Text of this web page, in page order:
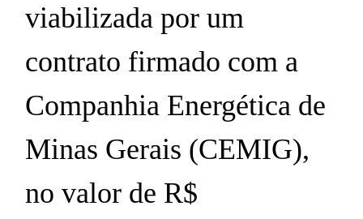
viabilizada por um
contrato firmado com a
Companhia Energética de
Minas Gerais (CEMIG),
no valor de R$